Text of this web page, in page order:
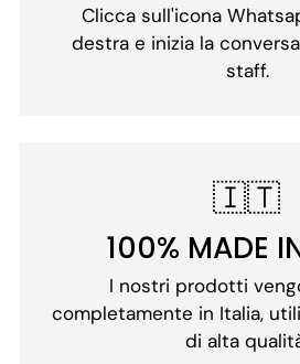
Clicca sull'icona
destra e inizia la
staff.
🇮🇹
100% MADE
I nostri prodotti
completamente in Italia,
di alta